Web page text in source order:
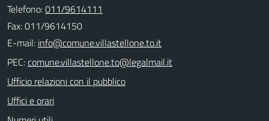
Telefono:011/9614111
Fax: 011/9614150
E-mail:
PEC:
Ufficio relazioni con il pubblico
Uffici e orari